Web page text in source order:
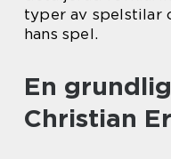
typer av spelstilar
hans spel.
En
Christian